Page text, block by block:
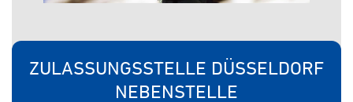
ZULASSUNGSSTELLE DÜSSELDORF
NEBENSTELLE